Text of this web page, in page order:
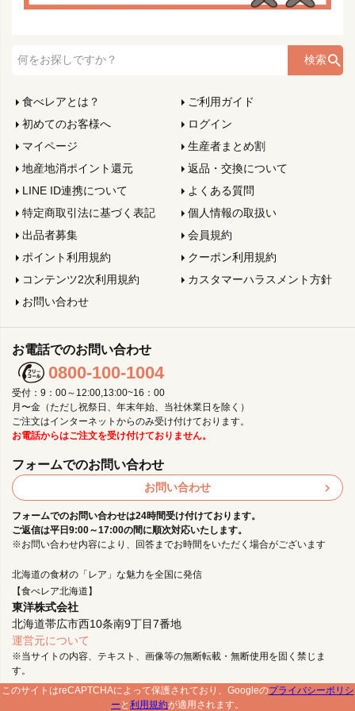
検索
食べレアとは？
ご利用ガイド
初めてのお客様へ
ログイン
マイページ
生産者まとめ割
地産地消ポイント還元
返品・交換について
LINE ID連携について
よくある質問
特定商取引法に基づく表記
個人情報の取扱い
出品者募集
会員規約
ポイント利用規約
クーポン利用規約
コンテンツ2次利用規約
カスタマーハラスメント方針
お問い合わせ
北海道の食材の「レア」な魅力を全国に発信
【食べレア北海道】
東洋株式会社
北海道帯広市西10条南9丁目7番地
運営元について
※当サイトの内容、テキスト、画像等の無断転載・無断使用を固く禁じま
す。
お電話でのお問い合わせ
0800-100-1004
受付：9：00～12:00,13:00~16：00
月〜金（ただし祝祭日、年末年始、当社休業日を除く）
ご注文はインターネットからのみ受け付けております。
お電話からはご注文を受け付けておりません。
フォームでのお問い合わせ
お問い合わせ
フォームでのお問い合わせは24時間受け付けております。
ご返信は平日9:00～17:00の間に順次対応いたします。
※お問い合わせ内容により、回答までお時間をいただく場合がございます
このサイトはreCAPTCHAによって保護されており、Googleのプライバシーポリシ
ー と 利用規約が適用されます。